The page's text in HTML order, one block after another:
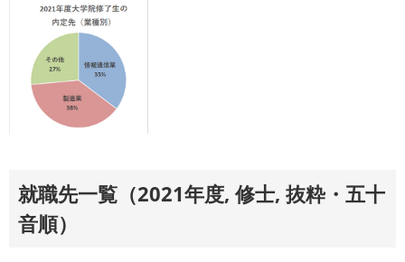
就職先一覧（2021年度, 修士, 抜粋・五十
音順）